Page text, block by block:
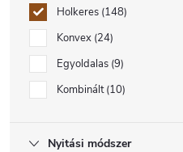
Holkeres 148
Konvex 24
Egyoldalas 9
Kombinált 10
Nyitási módszer